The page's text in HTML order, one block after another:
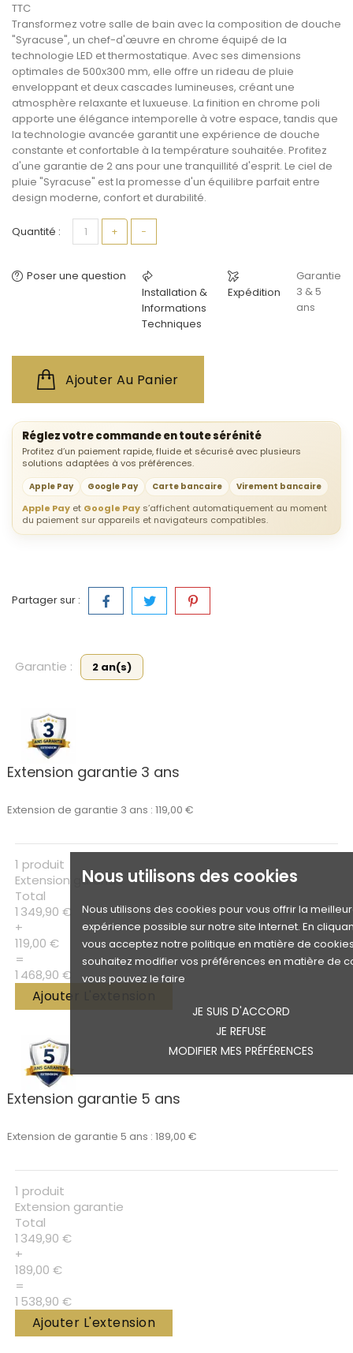
Nous utilisons des cookies
Nous utilisons des cookies pour vous offrir la
expérience possible sur notre site Internet. En
vous acceptez notre politique en matière de
souhaitez modifier vos préférences en matière de
vous pouvez le faire
JE SUIS D'ACCORD
JE REFUSE
MODIFIER MES PRÉFÉRENCES
TTC
Transformez votre salle de bain avec la composition de douche
"Syracuse", un chef-d'œuvre en chrome équipé de la
technologie LED et thermostatique. Avec ses dimensions
optimales de 500x300 mm, elle offre un rideau de pluie
enveloppant et deux cascades lumineuses, créant une
atmosphère relaxante et luxueuse. La finition en chrome poli
apporte une élégance intemporelle à votre espace, tandis que
la technologie avancée garantit une expérience de douche
constante et confortable à la température souhaitée. Profitez
d'une garantie de 2 ans pour une tranquillité d'esprit. Le ciel de
pluie "Syracuse" est la promesse d'un équilibre parfait entre
design moderne, confort et durabilité.
Quantité : + −
Poser une question
Installation &
Informations
Techniques
Expédition
Garantie
3 & 5
ans
Ajouter Au Panier
Réglez votre commande en toute sérénité
Profitez d’un paiement rapide, fluide et sécurisé avec plusieurs
solutions adaptées à vos préférences.
Apple Pay Google Pay Carte bancaire Virement bancaire
Apple Pay et Google Pay s’affichent automatiquement au moment
du paiement sur appareils et navigateurs compatibles.
Partager sur :
Garantie : 2 an(s)
Extension garantie 3 ans
Extension de garantie 3 ans : 119,00 €
1 produit
Extension garantie
Total
1 349,90 €
+
119,00 €
=
1 468,90 €
Ajouter L'extension
Extension garantie 5 ans
Extension de garantie 5 ans : 189,00 €
1 produit
Extension garantie
Total
1 349,90 €
+
189,00 €
=
1 538,90 €
Ajouter L'extension